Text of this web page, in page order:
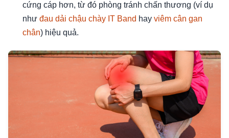
cứng cáp hơn, từ đó phòng tránh chấn thương (ví dụ
như đau dải chậu chày IT Band hay viêm cân gan
chân) hiệu quả.